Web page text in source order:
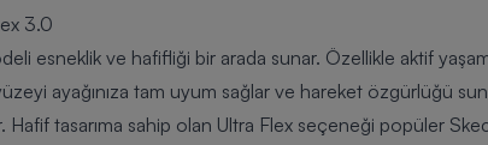
3.0
esneklik ve hafifliği bir arada sunar. Özellikle aktif
ayağınıza tam uyum sağlar ve hareket özgürlüğü
Hafif tasarıma sahip olan Ultra Flex seçeneği popüler